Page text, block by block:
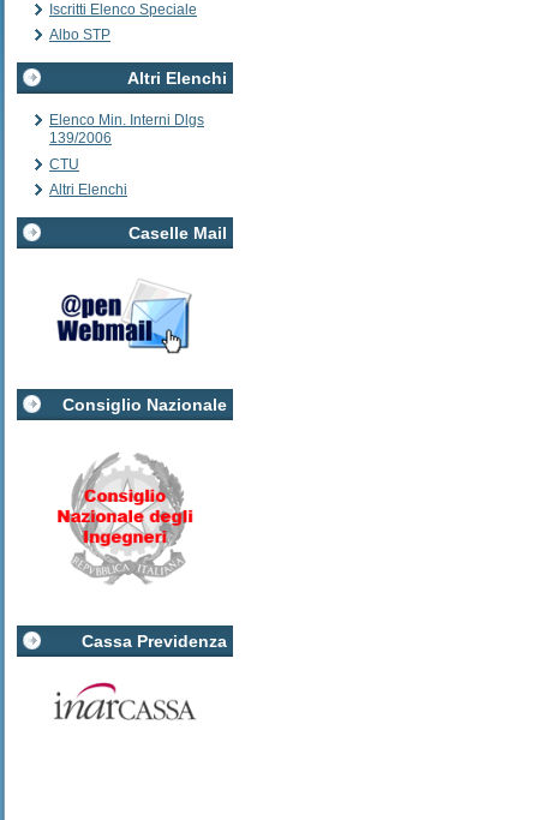
Iscritti Elenco Speciale
Albo STP
Altri Elenchi
Elenco Min. Interni Dlgs
139/2006
CTU
Altri Elenchi
Caselle Mail
Consiglio Nazionale
Cassa Previdenza